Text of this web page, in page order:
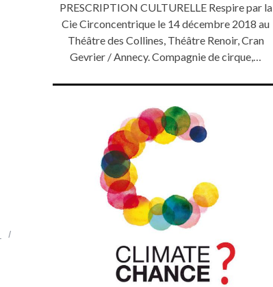
PRESCRIPTION CULTURELLE Respire par la
Cie Circoncentrique le 14 décembre 2018 au
Théâtre des Collines, Théâtre Renoir, Cran
Gevrier / Annecy. Compagnie de cirque,…